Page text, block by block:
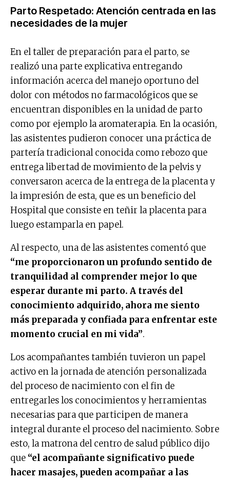
Parto Respetado: Atención centrada en las
necesidades de la mujer
En el taller de preparación para el parto, se
realizó una parte explicativa entregando
información acerca del manejo oportuno del
dolor con métodos no farmacológicos que se
encuentran disponibles en la unidad de parto
como por ejemplo la aromaterapia. En la ocasión,
las asistentes pudieron conocer una práctica de
partería tradicional conocida como rebozo que
entrega libertad de movimiento de la pelvis y
conversaron acerca de la entrega de la placenta y
la impresión de esta, que es un beneficio del
Hospital que consiste en teñir la placenta para
luego estamparla en papel.
Al respecto, una de las asistentes comentó que
“me proporcionaron un profundo sentido de
tranquilidad al comprender mejor lo que
esperar durante mi parto. A través del
conocimiento adquirido, ahora me siento
más preparada y confiada para enfrentar este
momento crucial en mi vida”.
Los acompañantes también tuvieron un papel
activo en la jornada de atención personalizada
del proceso de nacimiento con el fin de
entregarles los conocimientos y herramientas
necesarias para que participen de manera
integral durante el proceso del nacimiento. Sobre
esto, la matrona del centro de salud público dijo
que “el acompañante significativo puede
hacer masajes, pueden acompañar a las